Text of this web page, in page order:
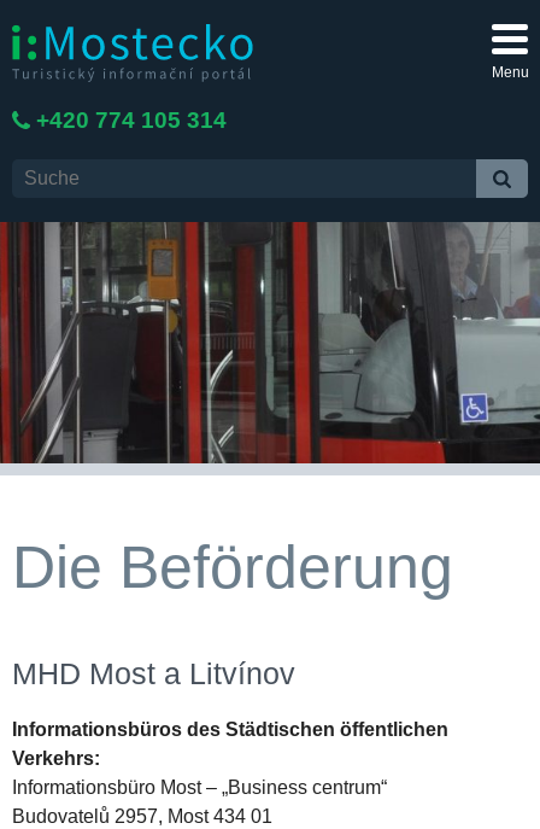
Menu
+420 774 105 314
Die Beförderung
MHD Most a Litvínov
Informationsbüros des Städtischen öffentlichen
Verkehrs:
Informationsbüro Most – „Business centrum“
Budovatelů 2957, Most 434 01